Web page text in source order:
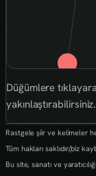
Düğümlere
yakınlaştırabilirsiniz.
Rastgele şiir ve kelimeler
Tüm hakları saklıdır.(biz
Bu site, sanatı ve